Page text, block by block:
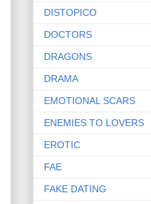
DISTOPICO
DOCTORS
DRAGONS
DRAMA
EMOTIONAL SCARS
ENEMIES TO LOVERS
EROTIC
FAE
FAKE DATING